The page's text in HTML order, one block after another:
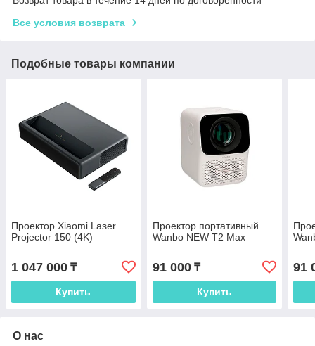
Все условия возврата
Подобные товары компании
Проектор Xiaomi Laser
Projector 150 (4K)
1 047 000 ₸
Купить
Проектор портативный
Wanbo NEW T2 Max
91 000₸
Купить
91
О нас